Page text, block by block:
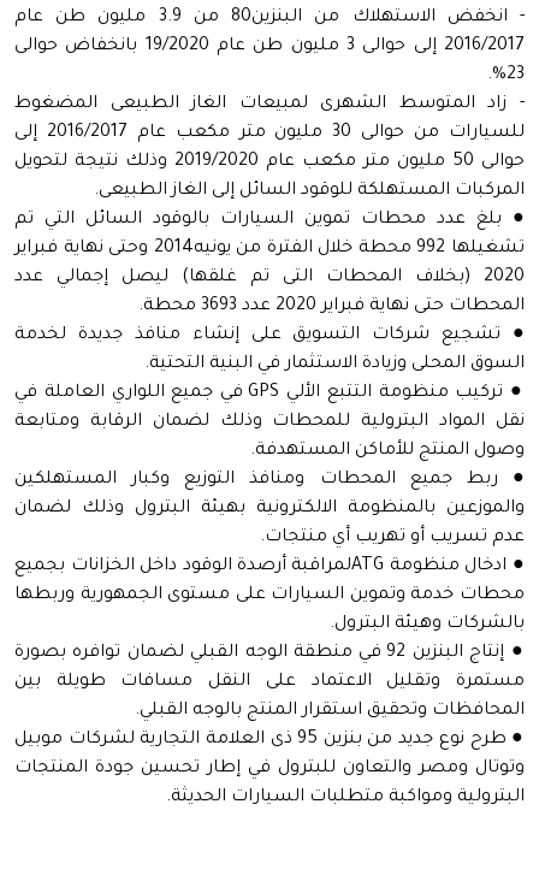
- انخفض الاستهلاك من البنزين80 من 3.9 مليون طن عام
2016/2017 إلى حوالى 3 مليون طن عام 19/2020 بانخفاض حوالى
23%.
- زاد المتوسط الشهرى لمبيعات الغاز الطبيعى المضغوط
للسيارات من حوالى 30 مليون متر مكعب عام 2016/2017 إلى
حوالى 50 مليون متر مكعب عام 2019/2020 وذلك نتيجة لتحويل
المركبات المستهلكة للوقود السائل إلى الغاز الطبيعى.
● بلغ عدد محطات تموين السيارات بالوقود السائل التي تم
تشغيلها 992 محطة خلال الفترة من يونيه2014 وحتى نهاية فبراير
2020 (بخلاف المحطات التى تم غلقها) ليصل إجمالي عدد
المحطات حتى نهاية فبراير 2020 عدد 3693 محطة.
● تشجيع شركات التسويق على إنشاء منافذ جديدة لخدمة
السوق المحلى وزيادة الاستثمار في البنية التحتية.
● تركيب منظومة التتبع الألي GPS في جميع اللواري العاملة في
نقل المواد البترولية للمحطات وذلك لضمان الرقابة ومتابعة
وصول المنتج للأماكن المستهدفة.
● ربط جميع المحطات ومنافذ التوزيع وكبار المستهلكين
والموزعين بالمنظومة الالكترونية بهيئة البترول وذلك لضمان
عدم تسريب أو تهريب أي منتجات.
● ادخال منظومة ATGلمراقبة أرصدة الوقود داخل الخزانات بجميع
محطات خدمة وتموين السيارات على مستوى الجمهورية وربطها
بالشركات وهيئة البترول.
● إنتاج البنزين 92 في منطقة الوجه القبلي لضمان توافره بصورة
مستمرة وتقليل الاعتماد على النقل مسافات طويلة بين
المحافظات وتحقيق استقرار المنتج بالوجه القبلي.
● طرح نوع جديد من بنزين 95 ذى العلامة التجارية لشركات موبيل
وتوتال ومصر والتعاون للبترول في إطار تحسين جودة المنتجات
البترولية ومواكبة متطلبات السيارات الحديثة.